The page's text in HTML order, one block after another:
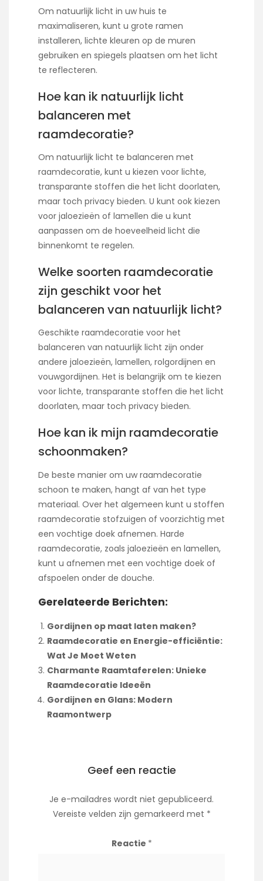
Om natuurlijk licht in uw huis te
maximaliseren, kunt u grote ramen
installeren, lichte kleuren op de muren
gebruiken en spiegels plaatsen om het licht
te reflecteren.
Hoe kan ik natuurlijk licht
balanceren met
raamdecoratie?
Om natuurlijk licht te balanceren met
raamdecoratie, kunt u kiezen voor lichte,
transparante stoffen die het licht doorlaten,
maar toch privacy bieden. U kunt ook kiezen
voor jaloezieën of lamellen die u kunt
aanpassen om de hoeveelheid licht die
binnenkomt te regelen.
Welke soorten raamdecoratie
zijn geschikt voor het
balanceren van natuurlijk licht?
Geschikte raamdecoratie voor het
balanceren van natuurlijk licht zijn onder
andere jaloezieën, lamellen, rolgordijnen en
vouwgordijnen. Het is belangrijk om te kiezen
voor lichte, transparante stoffen die het licht
doorlaten, maar toch privacy bieden.
Hoe kan ik mijn raamdecoratie
schoonmaken?
De beste manier om uw raamdecoratie
schoon te maken, hangt af van het type
materiaal. Over het algemeen kunt u stoffen
raamdecoratie stofzuigen of voorzichtig met
een vochtige doek afnemen. Harde
raamdecoratie, zoals jaloezieën en lamellen,
kunt u afnemen met een vochtige doek of
afspoelen onder de douche.
Gerelateerde Berichten:
Gordijnen op maat laten maken?
Raamdecoratie en Energie-efficiëntie:
Wat Je Moet Weten
Charmante Raamtaferelen: Unieke
Raamdecoratie Ideeën
Gordijnen en Glans: Modern
Raamontwerp
Geef een reactie
Je e-mailadres wordt niet gepubliceerd.
Vereiste velden zijn gemarkeerd met *
Reactie *